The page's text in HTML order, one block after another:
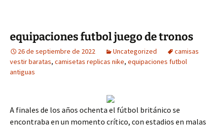
equipaciones futbol juego de tronos
26 de septiembre de 2022 Uncategorized
camisas
vestir baratas, camisetas replicas nike, equipaciones futbol
antiguas
A finales de los años ochenta el fútbol británico se
encontraba en un momento crítico, con estadios en malas